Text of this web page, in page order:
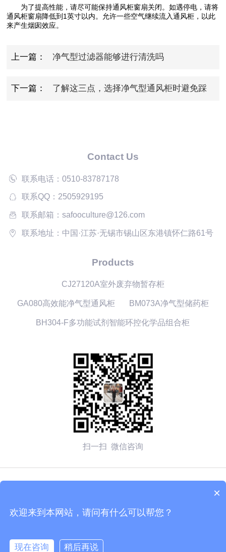
为了提高性能，请尽可能保持通风柜窗扇关闭。如遇停电，请将
通风柜窗扇降低到1英寸以内。允许一些空气继续流入通风柜，以此
来产生烟囱效应。
上一篇： 净气型过滤器能够进行清洗吗
下一篇： 了解这三点，选择净气型通风柜时避免踩
Contact Us
联系电话：0510-83787178
联系QQ：2505929195
联系邮箱：safooculture@126.com
联系地址：中国·江苏·无锡市锡山区东港镇怀仁路61号
Products
CJ27120A室外废弃物暂存柜
GA080高效能净气型通风柜 BM073A净气型储药柜
BH304-F多功能试剂智能环控化学品组合柜
扫一扫 微信咨询
技术支持：化工仪器网管理登陆 sitemap.xml
×
欢迎来到本网站，请问有什么可以帮您？
现在咨询 稍后再说